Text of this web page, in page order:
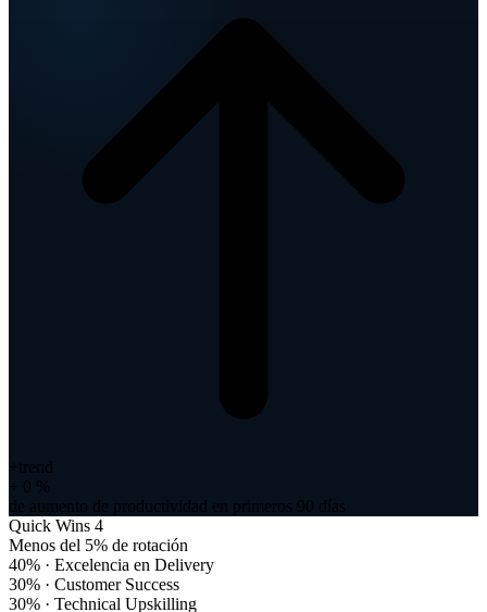
+trend
+ 0 %
de aumento de productividad en primeros 90 días
Quick Wins 4
Menos del 5% de rotación
40% · Excelencia en Delivery
30% · Customer Success
30% · Technical Upskilling